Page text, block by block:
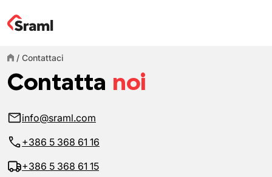
/ Contattaci
Contatta noi
info@sraml.com
+386 5 368 61 16
+386 5 368 61 15